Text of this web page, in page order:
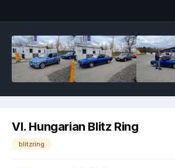
VI. Hungarian Blitz Ring
blitzring